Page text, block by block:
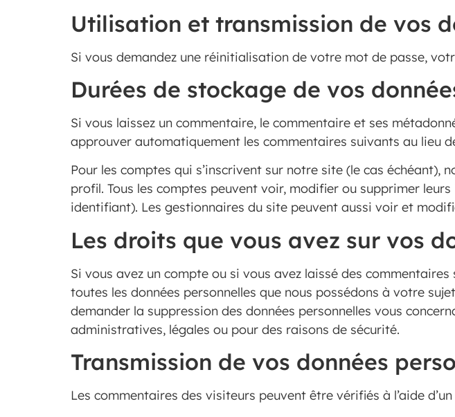
Utilisation et transmission de vos
Si vous demandez une réinitialisation de votre mot de passe,
Durées de stockage de vos
Si vous laissez un commentaire, le commentaire et ses
approuver automatiquement les commentaires suivants au lieu
Pour les comptes qui s’inscrivent sur notre site (le cas échéant),
profil. Tous les comptes peuvent voir, modifier ou supprimer
identifiant). Les gestionnaires du site peuvent aussi voir et
Les droits que vous avez sur vos
Si vous avez un compte ou si vous avez laissé des
toutes les données personnelles que nous possédons à votre
demander la suppression des données personnelles vous
administratives, légales ou pour des raisons de sécurité.
Transmission de vos données
Les commentaires des visiteurs peuvent être vérifiés à l’aide